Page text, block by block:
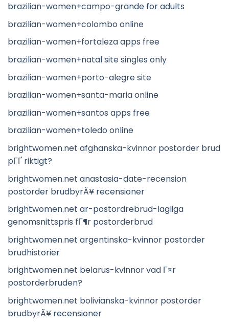
brazilian-women+campo-grande for adults
brazilian-women+colombo online
brazilian-women+fortaleza apps free
brazilian-women+natal site singles only
brazilian-women+porto-alegre site
brazilian-women+santa-maria online
brazilian-women+santos apps free
brazilian-women+toledo online
brightwomen.net afghanska-kvinnor postorder brud
pГҐ riktigt?
brightwomen.net anastasia-date-recension
postorder brudbyrÃ¥ recensioner
brightwomen.net ar-postordrebrud-lagliga
genomsnittspris fГ¶r postorderbrud
brightwomen.net argentinska-kvinnor postorder
brudhistorier
brightwomen.net belarus-kvinnor vad Г¤r
postorderbruden?
brightwomen.net bolivianska-kvinnor postorder
brudbyrÃ¥ recensioner